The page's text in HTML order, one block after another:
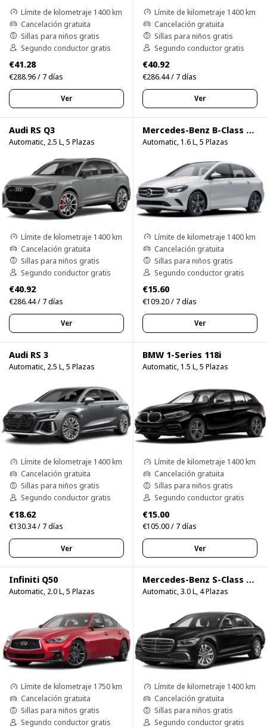
Límite de kilometraje 1400 km
Cancelación gratuita
Sillas para niños gratis
Segundo conductor gratis
€41.28
€288.96 / 7 días
Ver
Límite de kilometraje 1400 km
Cancelación gratuita
Sillas para niños gratis
Segundo conductor gratis
€40.92
€286.44 / 7 días
Ver
Audi RS Q3
Automatic, 2.5 L, 5 Plazas
Límite de kilometraje 1400 km
Cancelación gratuita
Sillas para niños gratis
Segundo conductor gratis
€40.92
€286.44 / 7 días
Ver
Mercedes-Benz B-Class B200d
Automatic, 1.6 L, 5 Plazas
Límite de kilometraje 1400 km
Cancelación gratuita
Sillas para niños gratis
Segundo conductor gratis
€15.60
€109.20 / 7 días
Ver
Audi RS 3
Automatic, 2.5 L, 5 Plazas
Límite de kilometraje 1400 km
Cancelación gratuita
Sillas para niños gratis
Segundo conductor gratis
€18.62
€130.34 / 7 días
Ver
BMW 1-Series 118i
Automatic, 1.5 L, 5 Plazas
Límite de kilometraje 1400 km
Cancelación gratuita
Sillas para niños gratis
Segundo conductor gratis
€15.00
€105.00 / 7 días
Ver
Infiniti Q50
Automatic, 2.0 L, 5 Plazas
Límite de kilometraje 1750 km
Cancelación gratuita
Sillas para niños gratis
Segundo conductor gratis
Mercedes-Benz S-Class S500
Automatic, 3.0 L, 4 Plazas
Límite de kilometraje 1400 km
Cancelación gratuita
Sillas para niños gratis
Segundo conductor gratis